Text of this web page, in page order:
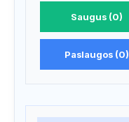
Saugus (0)
Paslaugos (0)